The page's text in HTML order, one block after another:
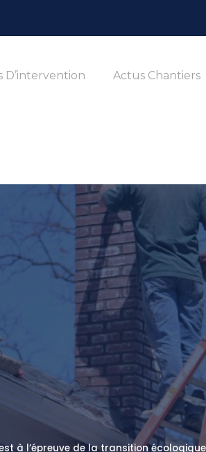
D’intervention Actus Chantiers
à l’épreuve de la transition